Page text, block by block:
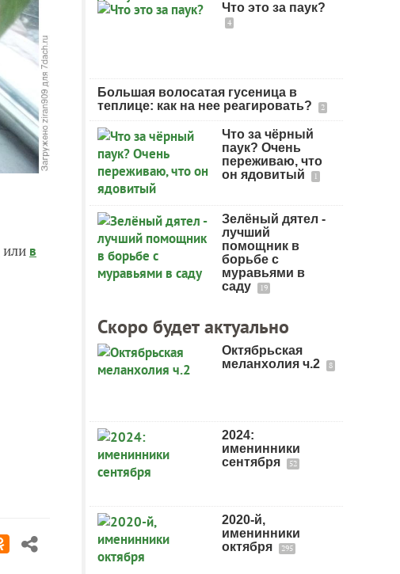
или в
Что это за паук?
4
Большая волосатая гусеница в
теплице: как на нее реагировать?
2
Что за чёрный
паук? Очень
переживаю, что
он ядовитый
1
Зелёный дятел -
лучший
помощник в
борьбе с
муравьями в
саду
19
Скоро будет актуально
Октябрьская
меланхолия ч.2
8
2024:
именинники
сентября
52
2020-й,
именинники
октября
295